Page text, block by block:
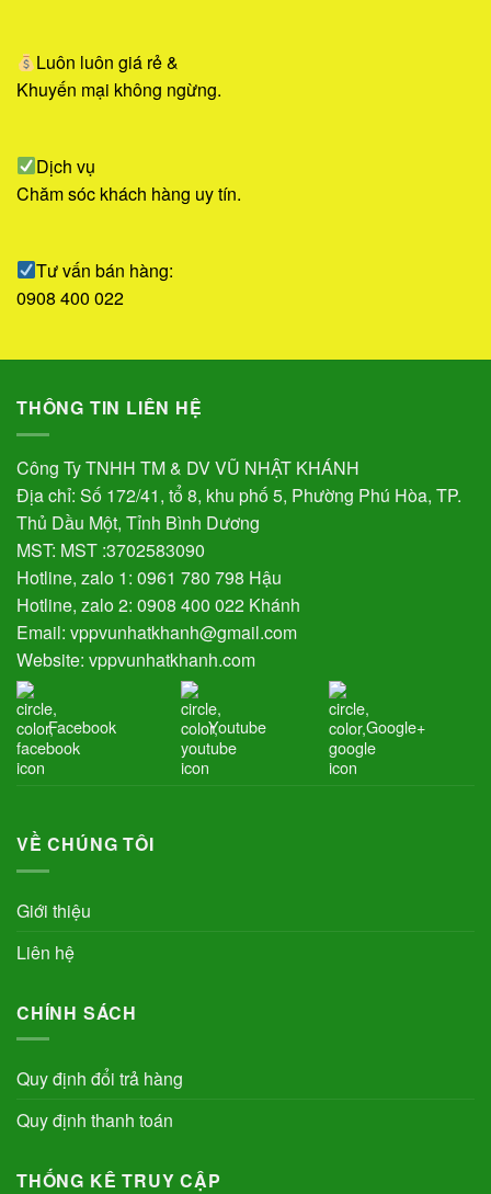
Luôn luôn giá rẻ &
Khuyến mại không ngừng.
Dịch vụ
Chăm sóc khách hàng uy tín.
Tư vấn bán hàng:
0908 400 022
THÔNG TIN LIÊN HỆ
Công Ty TNHH TM & DV VŨ NHẬT KHÁNH
Địa chỉ: Số 172/41, tổ 8, khu phố 5, Phường Phú Hòa, TP.
Thủ Dầu Một, Tỉnh Bình Dương
MST: MST :3702583090
Hotline, zalo 1: 0961 780 798 Hậu
Hotline, zalo 2: 0908 400 022 Khánh
Email: vppvunhatkhanh@gmail.com
Website: vppvunhatkhanh.com
Facebook Youtube Google+
VỀ CHÚNG TÔI
Giới thiệu
Liên hệ
CHÍNH SÁCH
Quy định đổi trả hàng
Quy định thanh toán
THỐNG KÊ TRUY CẬP